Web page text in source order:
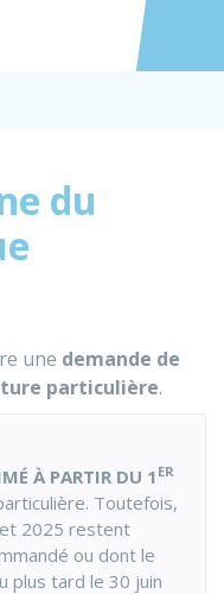
Accéder
du
une demande de
particulière.
À PARTIR DU 1 ER
Toutefois,
2025 restent
ou dont le
plus tard le 30 juin